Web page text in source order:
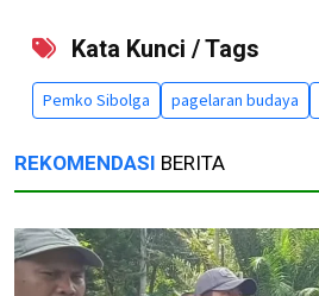
Kata Kunci / Tags
Pemko Sibolga pagelaran budaya
REKOMENDASI BERITA